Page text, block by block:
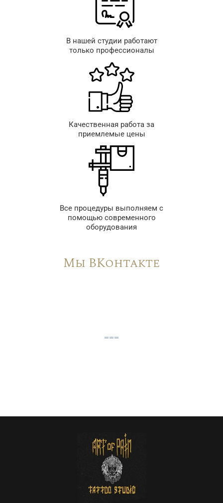
В нашей студии работают
только профессионалы
Качественная работа за
приемлемые цены
Все процедуры выполняем с
помощью современного
оборудования
Мы ВКонтакте